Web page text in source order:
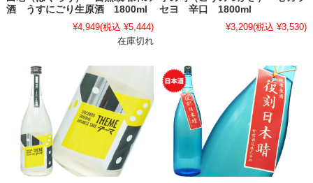
酒 うすにごり生原酒 1800ml
¥4,949(税込 ¥5,444)
在庫切れ
セヨ 辛口 1800ml
¥3,209(税込 ¥3,530)